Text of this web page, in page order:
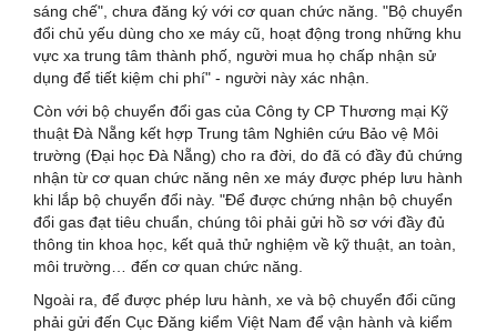
sáng chế", chưa đăng ký với cơ quan chức năng. "Bộ chuyển
đổi chủ yếu dùng cho xe máy cũ, hoạt động trong những khu
vực xa trung tâm thành phố, người mua họ chấp nhận sử
dụng để tiết kiệm chi phí" - người này xác nhận.
Còn với bộ chuyển đổi gas của Công ty CP Thương mại Kỹ
thuật Đà Nẵng kết hợp Trung tâm Nghiên cứu Bảo vệ Môi
trường (Đại học Đà Nẵng) cho ra đời, do đã có đầy đủ chứng
nhận từ cơ quan chức năng nên xe máy được phép lưu hành
khi lắp bộ chuyển đổi này. "Để được chứng nhận bộ chuyển
đổi gas đạt tiêu chuẩn, chúng tôi phải gửi hồ sơ với đầy đủ
thông tin khoa học, kết quả thử nghiệm về kỹ thuật, an toàn,
môi trường… đến cơ quan chức năng.
Ngoài ra, để được phép lưu hành, xe và bộ chuyển đổi cũng
phải gửi đến Cục Đăng kiểm Việt Nam để vận hành và kiểm